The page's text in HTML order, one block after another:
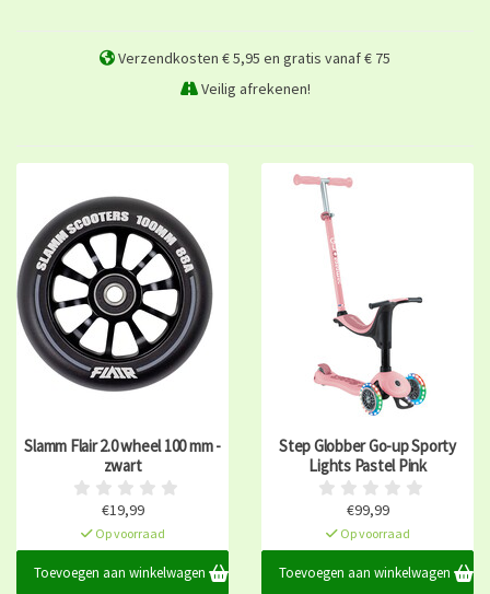
Verzendkosten € 5,95 en gratis vanaf € 75
Veilig afrekenen!
Slamm Flair 2.0 wheel 100 mm -
zwart
€19,99
Op voorraad
Toevoegen aan winkelwagen
Step Globber Go-up Sporty
Lights Pastel Pink
€99,99
Op voorraad
Toevoegen aan winkelwagen